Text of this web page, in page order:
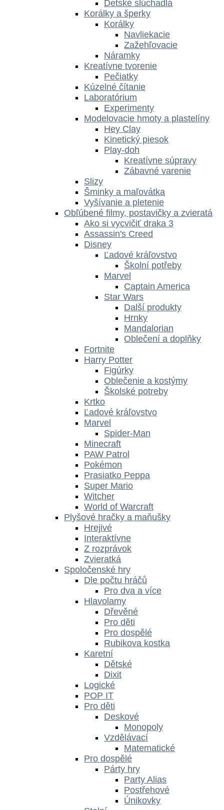
Detské slúchadlá
Korálky a šperky
Korálky
Navliekacie
Zažehľovacie
Náramky
Kreatívne tvorenie
Pečiatky
Kúzelné čítanie
Laboratórium
Experimenty
Modelovacie hmoty a plastelíny
Hey Clay
Kinetický piesok
Play-doh
Kreatívne súpravy
Zábavné varenie
Slizy
Šminky a maľovátka
Vyšívanie a pletenie
Obľúbené filmy, postavičky a zvieratá
Ako si vycvičiť draka 3
Assassin's Creed
Disney
Ľadové kráľovstvo
Školní potřeby
Marvel
Captain America
Star Wars
Další produkty
Hrnky
Mandalorian
Oblečení a doplňky
Fortnite
Harry Potter
Figúrky
Oblečenie a kostýmy
Školské potreby
Krtko
Ľadové kráľovstvo
Marvel
Spider-Man
Minecraft
PAW Patrol
Pokémon
Prasiatko Peppa
Super Mario
Witcher
World of Warcraft
Plyšové hračky a maňušky
Hrejivé
Interaktívne
Z rozprávok
Zvieratká
Spoločenské hry
Dle počtu hráčů
Pro dva a více
Hlavolamy
Dřevěné
Pro děti
Pro dospělé
Rubikova kostka
Karetní
Dětské
Dixit
Logické
POP IT
Pro děti
Deskové
Monopoly
Vzdělávací
Matematické
Pro dospělé
Párty hry
Party Alias
Postřehové
Únikovky